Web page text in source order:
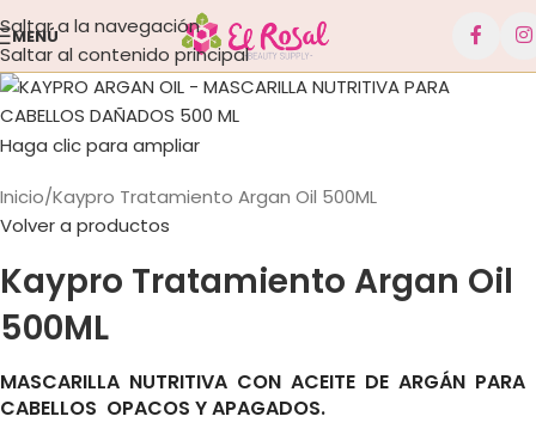
Saltar a la navegación
Saltar al contenido principal
MENÚ
Haga clic para ampliar
Inicio Kaypro Tratamiento Argan Oil 500ML
Volver a productos
Kaypro Tratamiento Argan Oil
500ML
MASCARILLA NUTRITIVA CON ACEITE DE ARGÁN PARA
CABELLOS OPACOS Y APAGADOS.